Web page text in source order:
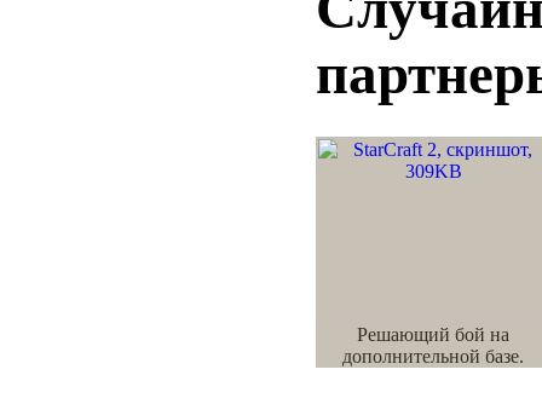
Решающий бой на
дополнительной базе.